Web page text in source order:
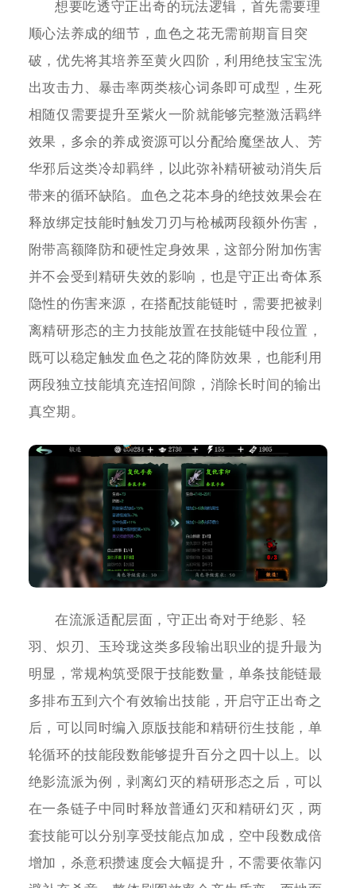
想要吃透守正出奇的玩法逻辑，首先需要理
顺心法养成的细节，血色之花无需前期盲目突
破，优先将其培养至黄火四阶，利用绝技宝宝洗
出攻击力、暴击率两类核心词条即可成型，生死
相随仅需要提升至紫火一阶就能够完整激活羁绊
效果，多余的养成资源可以分配给魔堡故人、芳
华邪后这类冷却羁绊，以此弥补精研被动消失后
带来的循环缺陷。血色之花本身的绝技效果会在
释放绑定技能时触发刀刃与枪械两段额外伤害，
附带高额降防和硬性定身效果，这部分附加伤害
并不会受到精研失效的影响，也是守正出奇体系
隐性的伤害来源，在搭配技能链时，需要把被剥
离精研形态的主力技能放置在技能链中段位置，
既可以稳定触发血色之花的降防效果，也能利用
两段独立技能填充连招间隙，消除长时间的输出
真空期。
在流派适配层面，守正出奇对于绝影、轻
羽、炽刃、玉玲珑这类多段输出职业的提升最为
明显，常规构筑受限于技能数量，单条技能链最
多排布五到六个有效输出技能，开启守正出奇之
后，可以同时编入原版技能和精研衍生技能，单
轮循环的技能段数能够提升百分之四十以上。以
绝影流派为例，剥离幻灭的精研形态之后，可以
在一条链子中同时释放普通幻灭和精研幻灭，两
套技能可以分别享受技能点加成，空中段数成倍
增加，杀意积攒速度会大幅提升，不需要依靠闪